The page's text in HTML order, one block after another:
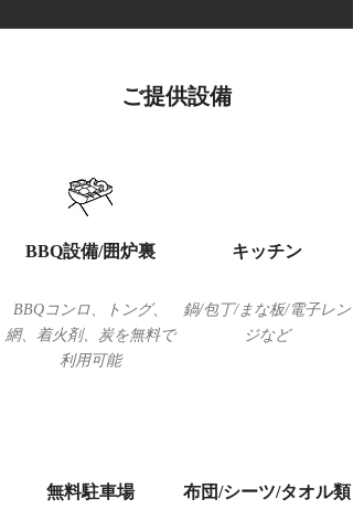
ご提供設備
BBQ設備/囲炉裏
BBQコンロ、トング、
網、着火剤、炭を無料で
利用可能
​キッチン
鍋/包丁/まな板/電子レン
ジなど
無料駐車場 布団/シーツ/タオル類